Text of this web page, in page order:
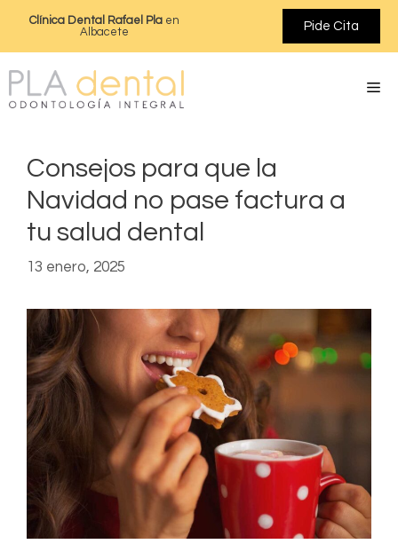
Clínica Dental Rafael Plaen
Albacete
Pide Cita
Consejos para que la
Navidad no pase factura a
tu salud dental
13 enero, 2025